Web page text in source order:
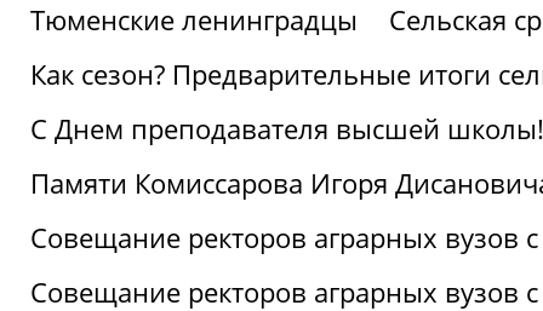
Тюменские ленинградцы
Сельская
Как сезон? Предварительные итоги
С Днем преподавателя высшей школы!
Памяти Комиссарова Игоря
Совещание ректоров аграрных
Совещание ректоров аграрных